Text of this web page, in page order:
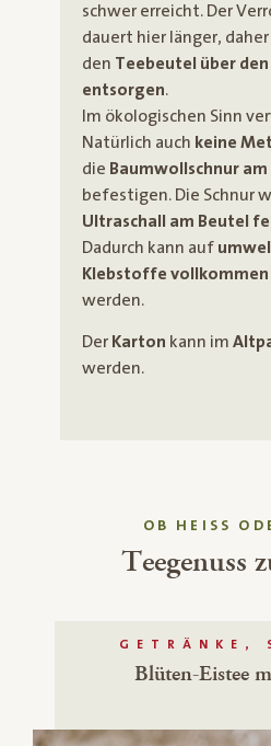
schwer erreicht. Der
dauert hier länger,
den Teebeutel über
entsorgen.
Im ökologischen Sinn
Natürlich auch keine
die Baumwollschnur
befestigen. Die Schnur
Ultraschall am Beutel
Dadurch kann auf
Klebstoffe
werden.
Der Karton kann im
werden.
OB HEISS
Teegenuss
GETRÄNKE,
Blüten-Eistee